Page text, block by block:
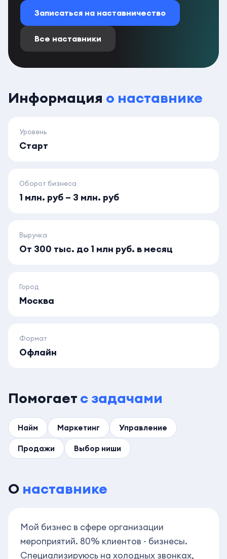
Записаться на наставничество
Все наставники
Информация о наставнике
Уровень
Старт
Оборот бизнеса
1 млн. руб – 3 млн. руб
Выручка
От 300 тыс. до 1 млн руб. в месяц
Город
Москва
Формат
Офлайн
Помогаетс задачами
Найм Маркетинг Управление
Продажи Выбор ниши
О наставнике
Мой бизнес в сфере организации
мероприятий. 80% клиентов - бизнесы.
Специализируюсь на холодных звонках,